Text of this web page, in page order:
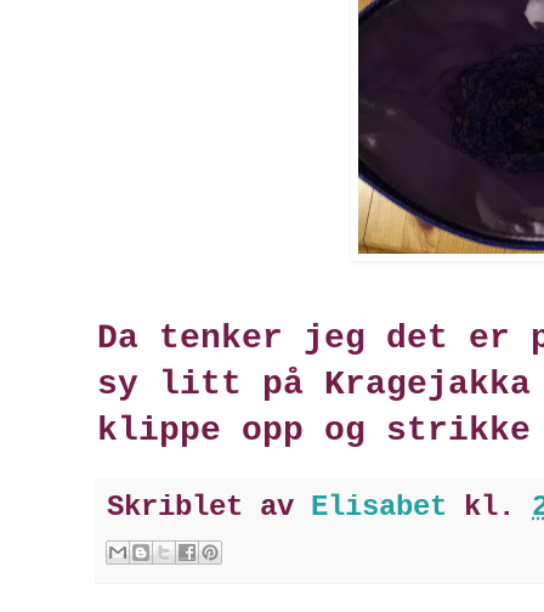
Da tenker jeg det er
sy litt på
klippe opp og strikke
Skriblet av Elisabet kl.